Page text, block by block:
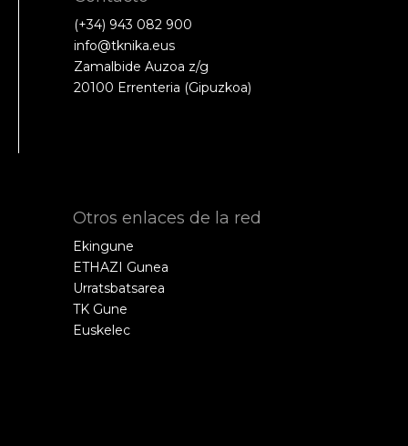
(+34) 943 082 900
info@tknika.eus
Zamalbide Auzoa z/g
20100 Errenteria (Gipuzkoa)
Otros enlaces de la red
Ekingune
ETHAZI Gunea
Urratsbatsarea
TK Gune
Euskelec